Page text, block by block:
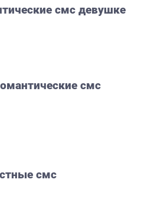
смс девушке
смс
смс